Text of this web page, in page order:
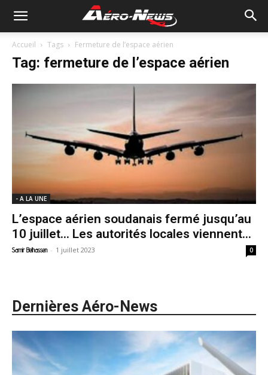
Accueil Tags Fermeture de l’espace aérien
Tag: fermeture de l’espace aérien
- A LA UNE
L’espace aérien soudanais fermé jusqu’au
10 juillet… Les autorités locales viennent...
Samir Belhassen - 1 juillet 2023 0
Dernières Aéro-News